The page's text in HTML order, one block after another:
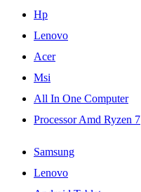
Hp
Lenovo
Acer
Msi
All In One Computer
Processor Amd Ryzen 7
Samsung
Lenovo